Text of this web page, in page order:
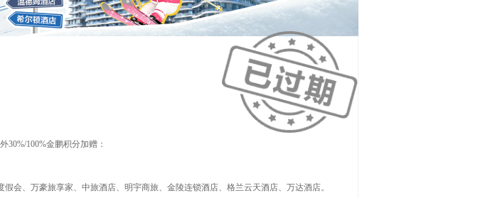
30%/100%金鹏积分加赠：
会、万豪旅享家、中旅酒店、明宇商旅、金陵连锁酒店、格兰云天酒店、万达酒店。